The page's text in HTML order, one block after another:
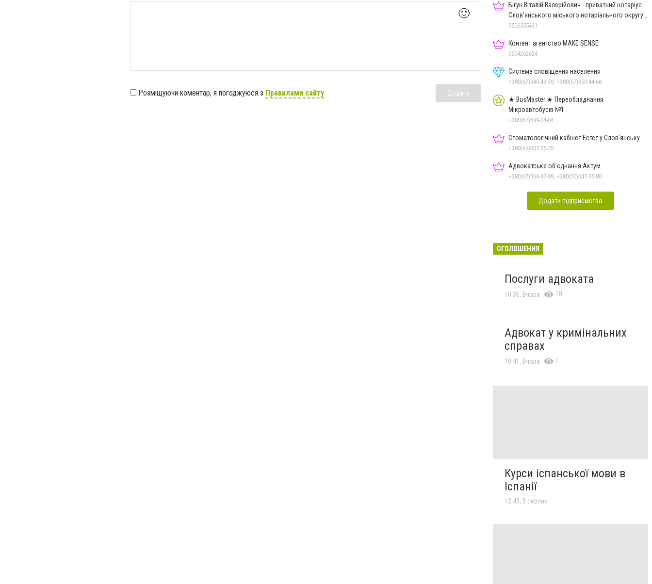
🙂
Розміщуючи коментар, я погоджуюся з Правилами сайту Додати
Бігун Віталій Валерійович - приватний нотаріус
Слов'янського міського нотаріального округу
Дон.обл.
0506555431
Контент агентство MAKE SENSE
0504262624
Система сповіщення населення
+380(67)340-49-59, +380(67)350-44-68
★ BusMaster ★ Переобладнання
Мікроавтобусів №1
+380(67)599-04-04
Стоматологічний кабінет Естет у Слов'янську
+380(66)307-55-75
Адвокатське об'єднання Актум
+380(67)566-47-09, +380(50)347-05-80
Додати підприємство
ОГОЛОШЕННЯ
Послуги адвоката
10:36, Вчора 18
Адвокат у кримінальних
справах
10:41, Вчора 1
Курси іспанської мови в
Іспанії
12:43, 3 серпня